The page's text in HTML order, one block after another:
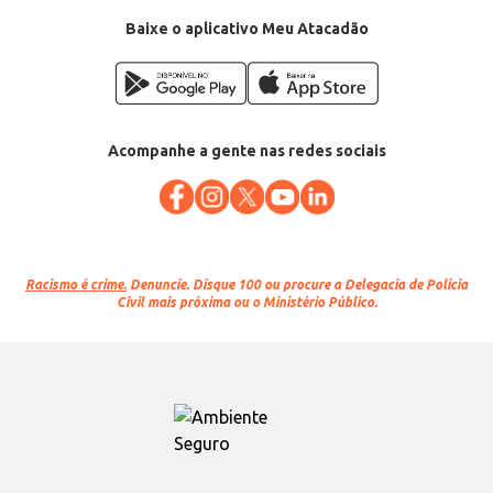
Baixe o aplicativo Meu Atacadão
Acompanhe a gente nas redes sociais
Racismo é crime. Denuncie. Disque 100 ou procure a Delegacia de Polícia
Civil mais próxima ou o Ministério Público.